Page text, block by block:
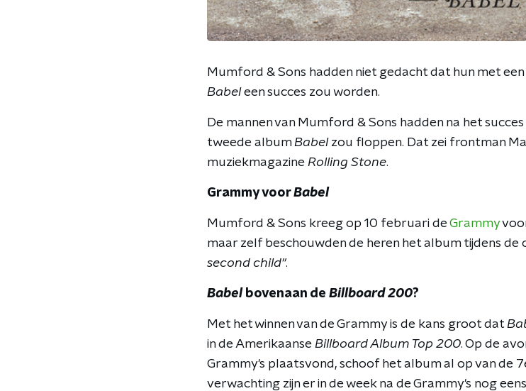
Mumford & Sons hadden niet gedacht dat hun met
Babeleen succes zou worden.
De mannen van Mumford & Sons hadden na het succes
tweede album Babelzou floppen. Dat zei frontman
muziekmagazine Rolling Stone.
Grammy voorBabel
Mumford & Sons kreeg op 10 februari deGrammy
maar zelf beschouwden de heren het album tijdens de
second child".
Babel bovenaan de Billboard 200?
Met het winnen van de Grammy is de kans groot dat
in de Amerikaanse Billboard Album Top 200. Op de
Grammy's plaatsvond, schoof het album al op van de
verwachting zijn er in de week na de Grammy's nog